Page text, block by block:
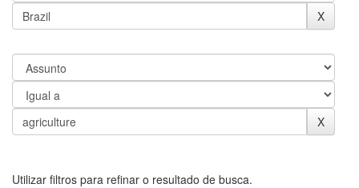
Utilizar filtros para refinar o resultado de busca.